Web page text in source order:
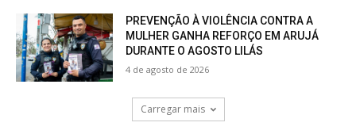
PREVENÇÃO À VIOLÊNCIA CONTRA A
MULHER GANHA REFORÇO EM ARUJÁ
DURANTE O AGOSTO LILÁS
4 de agosto de 2026
Carregar mais